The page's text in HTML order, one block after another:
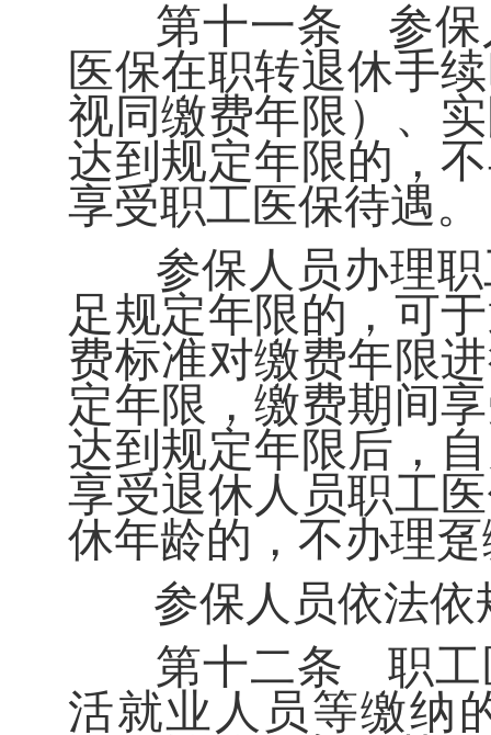
第十一条
参
医保在职转退休手
视同缴费年限）、
达到规定年限的，
享受职工医保待遇。
参保人员办理
足规定年限的，可
费标准对缴费年限
定年限，缴费期间
达到规定年限后，
享受退休人员职工
休年龄的，不办理
参保人员依法
第十二条
职
活就业人员等缴纳